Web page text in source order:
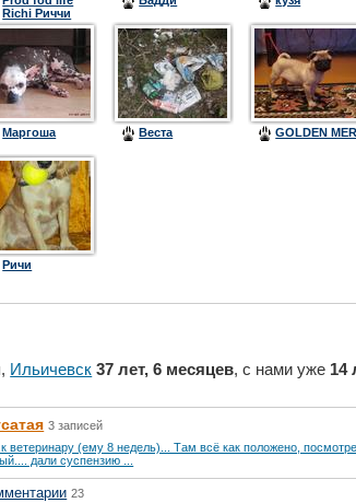
Richi Риччи
Маргоша Веста GOLDEN
Ричи
Ильичевск 37 лет, 6 месяцев, с нами уже 14
3 записей
ветеринару (ему 8 недель)... Там всё как положено,
дали суспензию ...
23